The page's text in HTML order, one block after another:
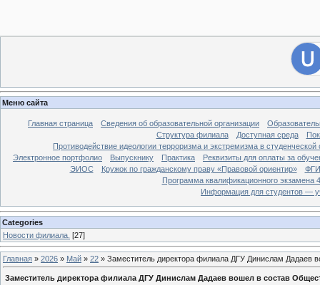
Меню сайта
Главная страница Сведения об образовательной организации
Структура филиала
Доступная среда
Противодействие идеологии терроризма и экстремизма в студенческой
Электронное портфолио
Выпускнику Практика
Реквизиты для оплаты за
ЭИОС
Кружок по гражданскому праву «Правовой ориентир»
Программа квалификационного экзамена
Информация для студентов —
Categories
Новости филиала. [27]
Главная » 2026 » Май » 22 » Заместитель директора филиала ДГУ Динислам Дадаев
Заместитель директора филиала ДГУ Динислам Дадаев вошел в состав